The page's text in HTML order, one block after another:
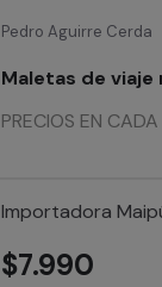
Pedro Aguirre Cerda
Maletas de viaje
PRECIOS EN
Importadora
$7.990